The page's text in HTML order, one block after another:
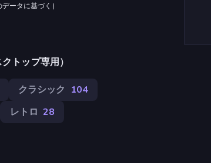
ータに基づく )
トップ専用）
クラシック 104
レトロ 28